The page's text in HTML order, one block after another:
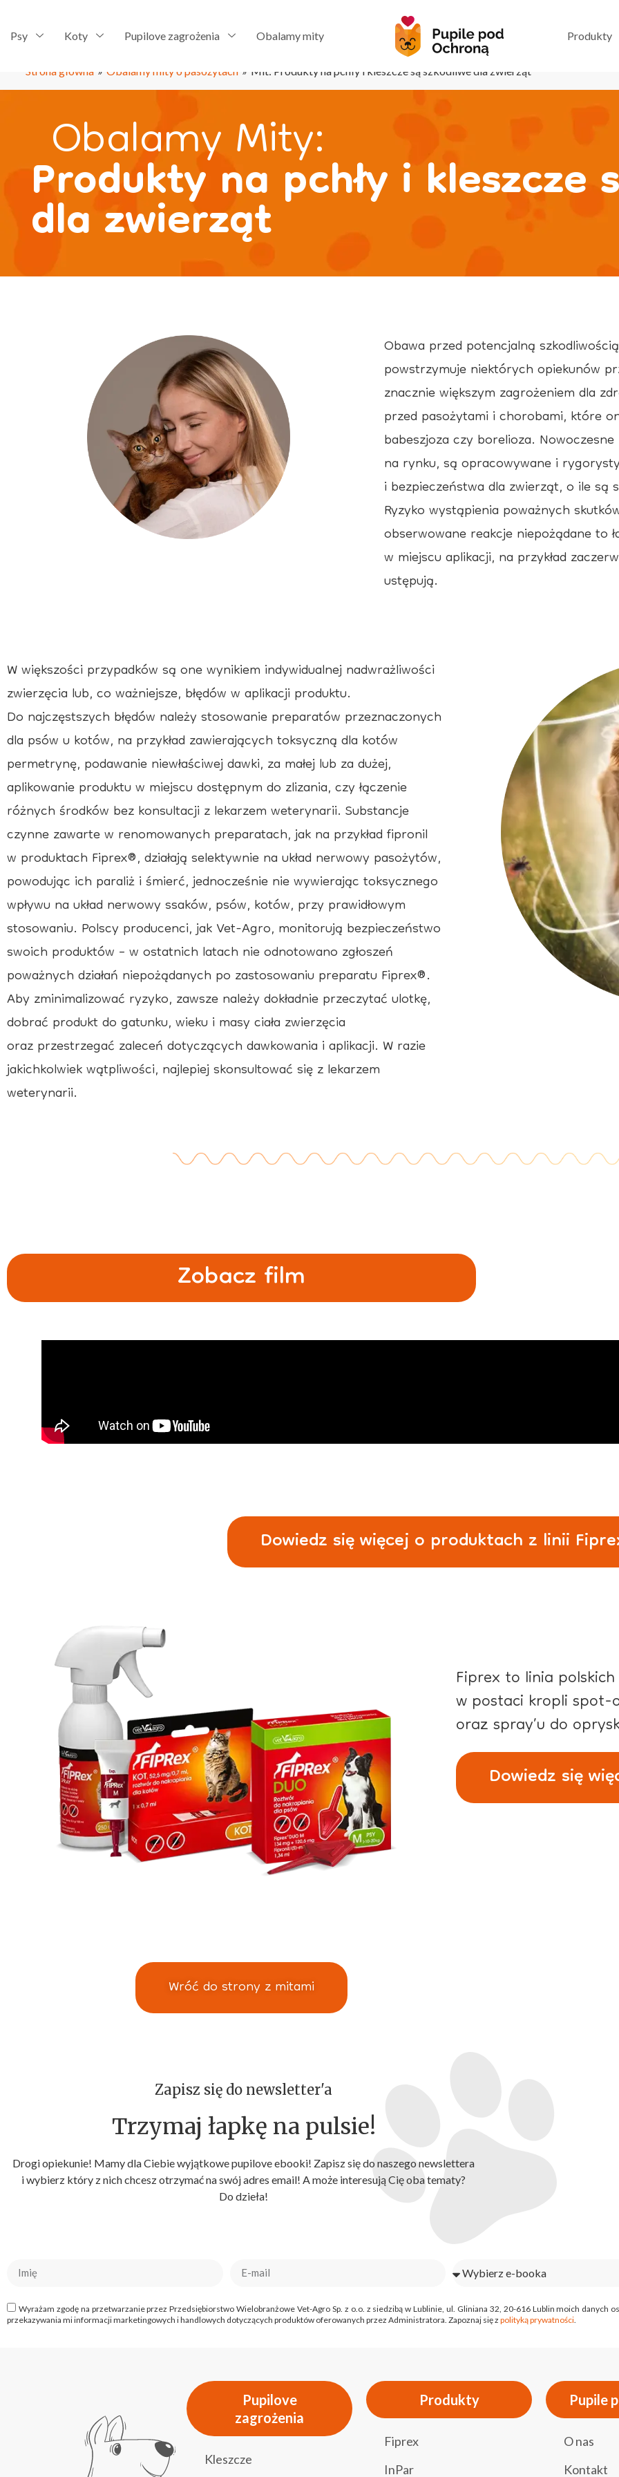
Psy Koty Pupilove zagrożenia Obalamy mity Produkty
Strona główna » Obalamy mity o pasożytach » Mit: Produkty na pchły i kleszcze są szkodliwe dla zwierząt
Obalamy Mity:
Produkty na pchły i kleszcze
dla zwierząt
Obawa przed potencjalną
powstrzymuje niektórych opiekunów
znacznie większym zagrożeniem dla
przed pasożytami i chorobami, które
babeszjoza czy borelioza.
na rynku, są opracowywane i
i bezpieczeństwa dla zwierząt, o ile
Ryzyko wystąpienia poważnych
obserwowane reakcje niepożądane to
w miejscu aplikacji, na przykład
ustępują.
W większości przypadków są one wynikiem indywidualnej nadwrażliwości
zwierzęcia lub, co ważniejsze, błędów w aplikacji produktu.
Do najczęstszych błędów należy stosowanie preparatów przeznaczonych
dla psów u kotów, na przykład zawierających toksyczną dla kotów
permetrynę, podawanie niewłaściwej dawki, za małej lub za dużej,
aplikowanie produktu w miejscu dostępnym do zlizania, czy łączenie
różnych środków bez konsultacji z lekarzem weterynarii. Substancje
czynne zawarte w renomowanych preparatach, jak na przykład fipronil
w produktach Fiprex®, działają selektywnie na układ nerwowy pasożytów,
powodując ich paraliż i śmierć, jednocześnie nie wywierając toksycznego
wpływu na układ nerwowy ssaków, psów, kotów, przy prawidłowym
stosowaniu. Polscy producenci, jak Vet-Agro, monitorują bezpieczeństwo
swoich produktów – w ostatnich latach nie odnotowano zgłoszeń
poważnych działań niepożądanych po zastosowaniu preparatu Fiprex®.
Aby zminimalizować ryzyko, zawsze należy dokładnie przeczytać ulotkę,
dobrać produkt do gatunku, wieku i masy ciała zwierzęcia
oraz przestrzegać zaleceń dotyczących dawkowania i aplikacji. W razie
jakichkolwiek wątpliwości, najlepiej skonsultować się z lekarzem
weterynarii.
Zobacz film
Dowiedz się więcej o produktach z linii
Fiprex to linia
w postaci kropli
oraz spray’u do
Dowiedz się
Wróć do strony z mitami
Zapisz się do newsletter'a
Trzymaj łapkę na pulsie!
Drogi opiekunie! Mamy dla Ciebie wyjątkowe pupilove ebooki! Zapisz się do naszego newslettera
i wybierz który z nich chcesz otrzymać na swój adres email! A może interesują Cię oba tematy?
Do dzieła!
Wyrażam zgodę na przetwarzanie przez Przedsiębiorstwo Wielobranżowe Vet-Agro Sp. z o.o. z siedzibą w Lublinie, ul. Gliniana 32, 20-616 Lublin moich
przekazywania mi informacji marketingowych i handlowych dotyczących produktów oferowanych przez Administratora. Zapoznaj się z polityką prywatności
Pupilove
zagrożenia
Kleszcze
Produkty
Fiprex
InPar
Pupile
O nas
Kontakt